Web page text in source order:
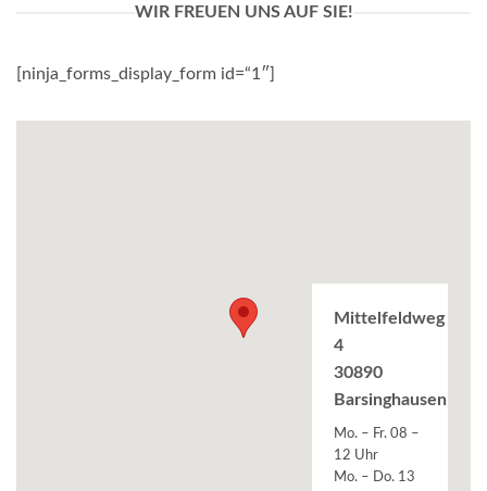
WIR FREUEN UNS AUF SIE!
[ninja_forms_display_form id=“1″]
Mittelfeldweg
4
30890
Barsinghausen
Mo. – Fr. 08 –
12 Uhr
Mo. – Do. 13